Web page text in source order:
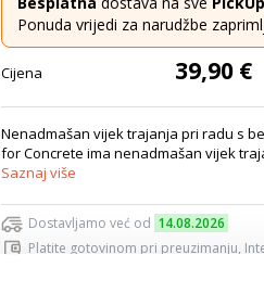
Ponuda vrijedi za narudžbe
Cijena 39,90 €
Nenadmašan vijek trajanja pri radu s
for Concrete ima nenadmašan vijek
Saznaj više
Dostavljamo već od 14.08.2026
Platite gotovinom pri preuzimanju,